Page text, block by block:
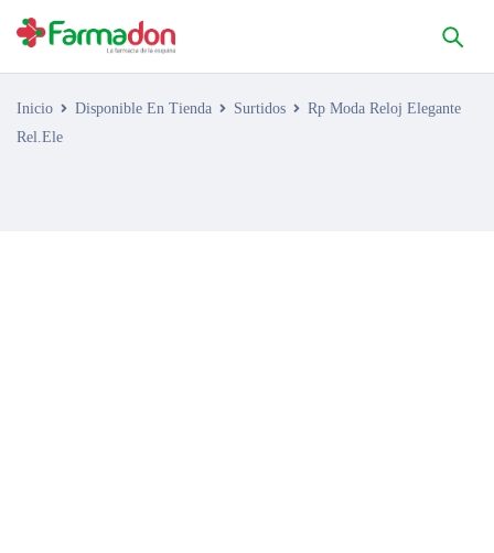
Inicio Disponible En Tienda Surtidos
Rp Moda Reloj Elegante
Rel.Ele